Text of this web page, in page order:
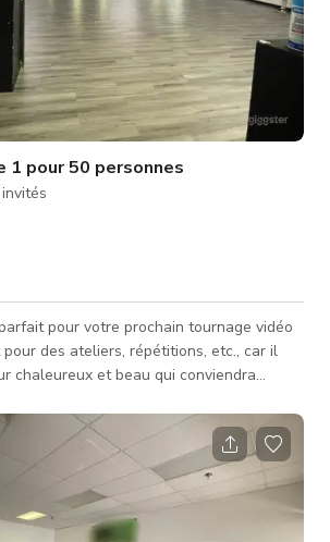
1 pour 50 personnes
invités
pour votre prochain tournage vidéo
des ateliers, répétitions, etc., car il
chaleureux et beau qui conviendra
pour réseaux sociaux, et bien plus encore.
la disponibilité du studio auprès de
MAINTENANT VIA GIGGSTER !